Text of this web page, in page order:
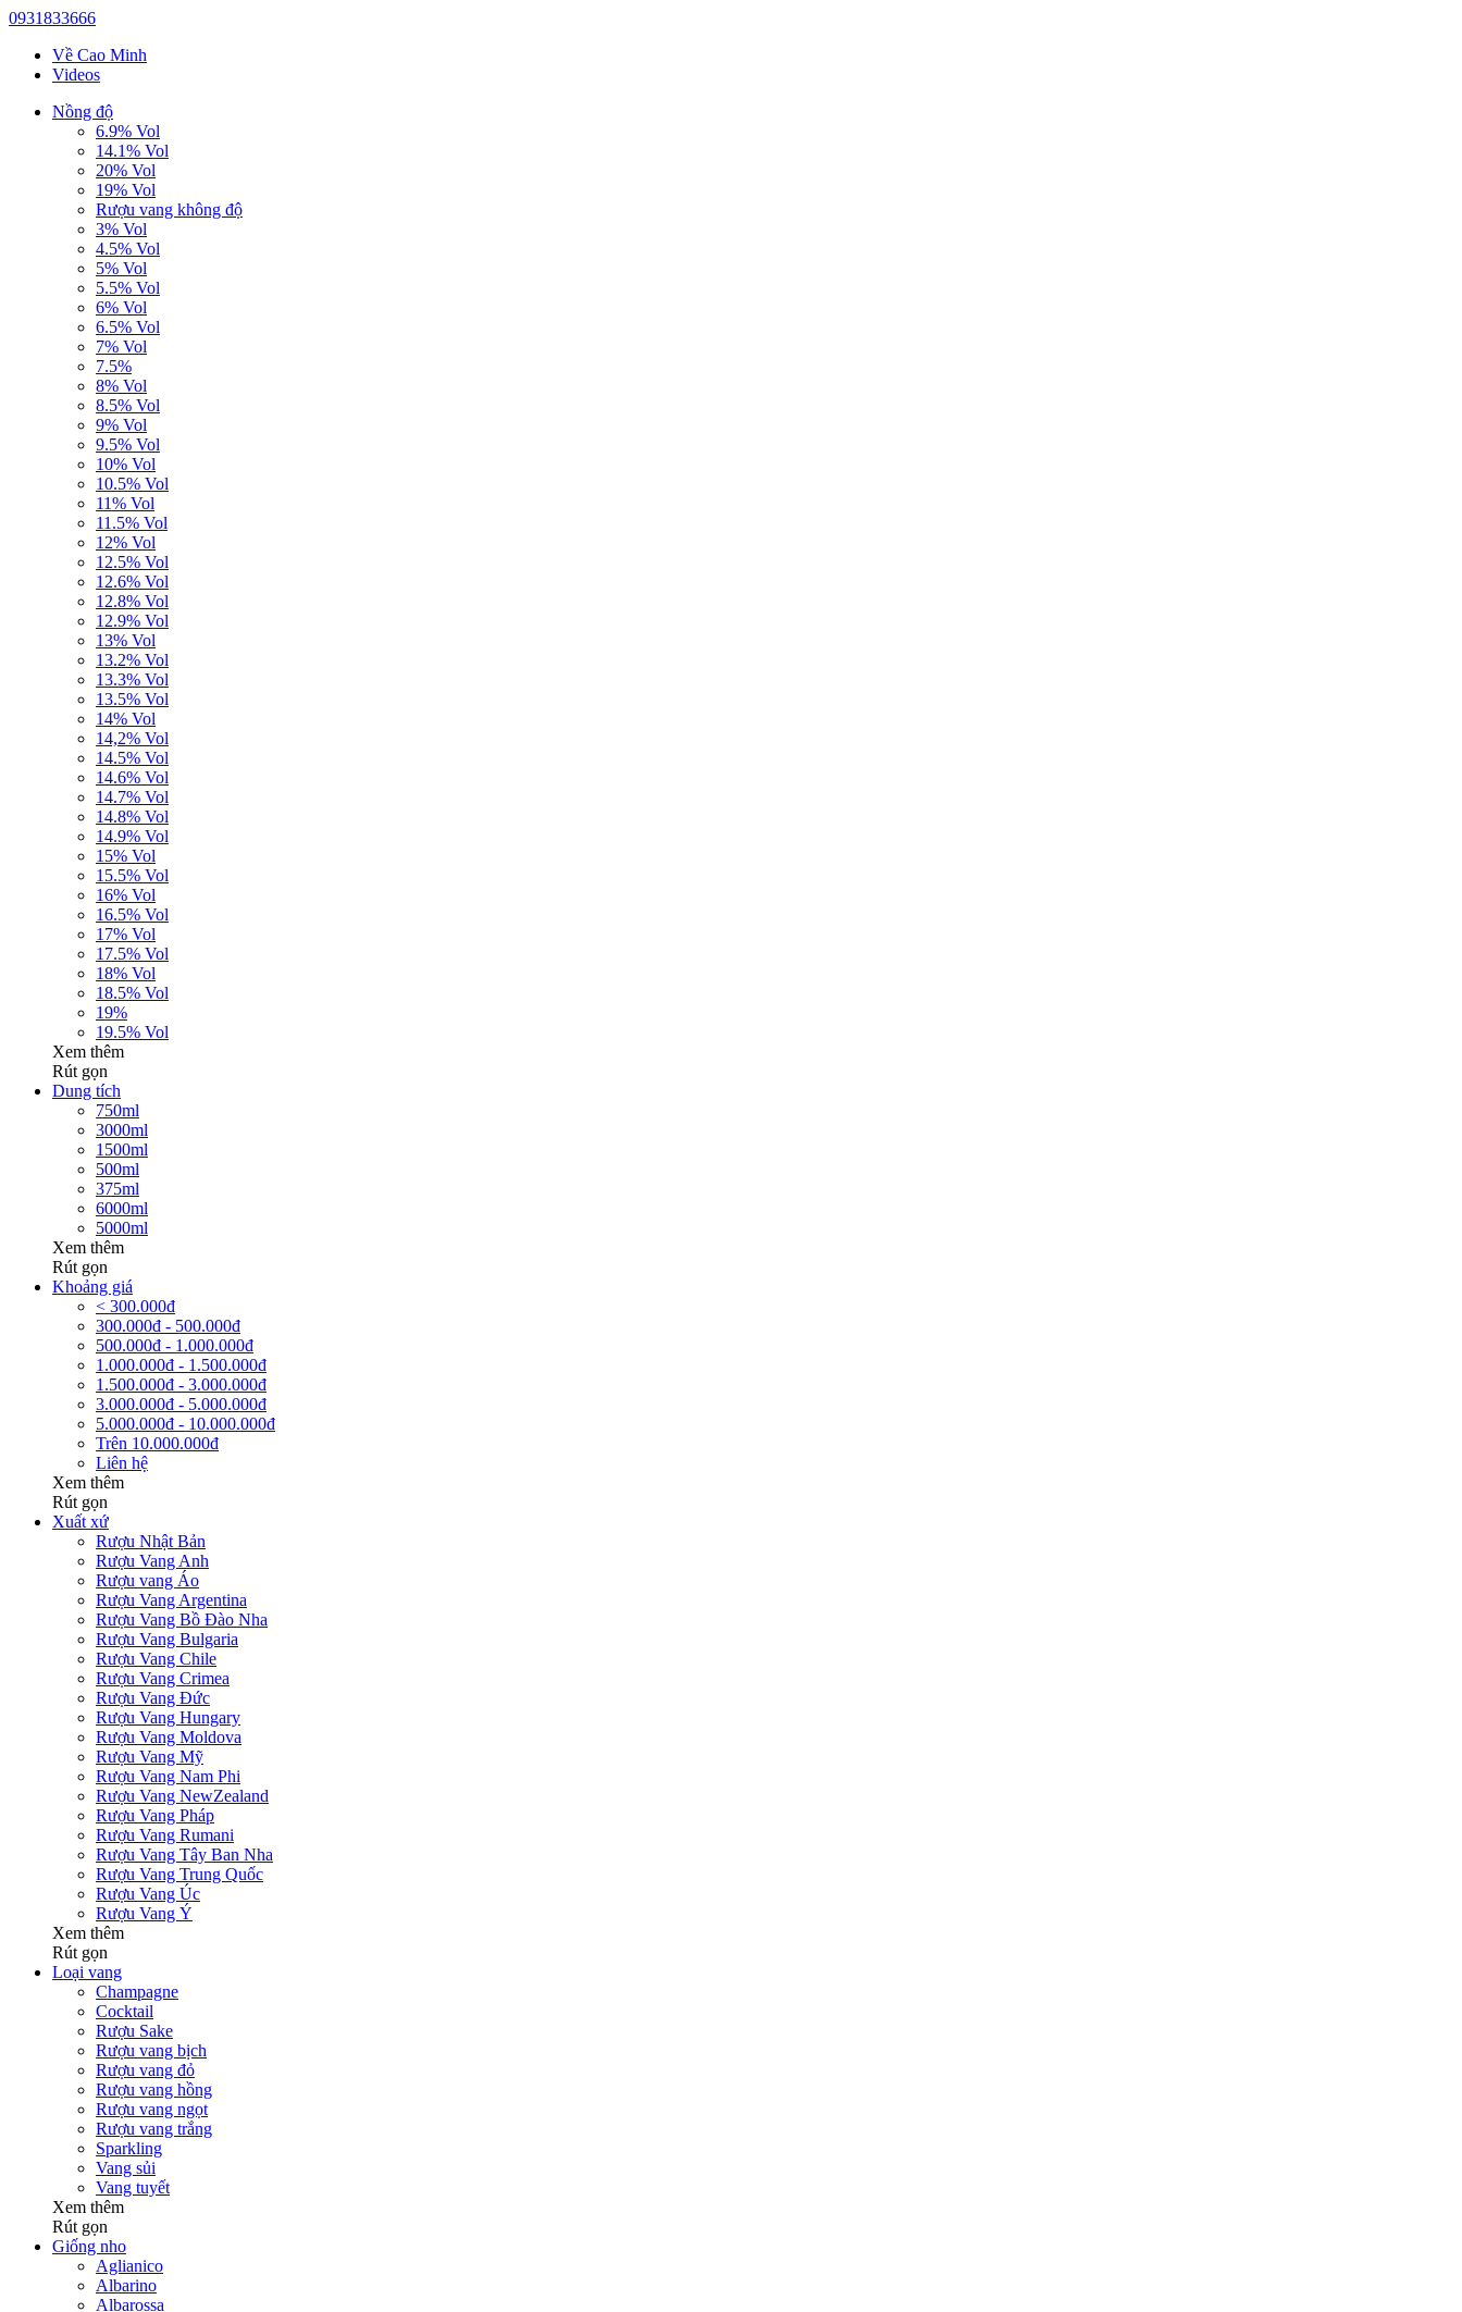
0931833666
Về Cao Minh
Videos
Nồng độ
6.9% Vol
14.1% Vol
20% Vol
19% Vol
Rượu vang không độ
3% Vol
4.5% Vol
5% Vol
5.5% Vol
6% Vol
6.5% Vol
7% Vol
7.5%
8% Vol
8.5% Vol
9% Vol
9.5% Vol
10% Vol
10.5% Vol
11% Vol
11.5% Vol
12% Vol
12.5% Vol
12.6% Vol
12.8% Vol
12.9% Vol
13% Vol
13.2% Vol
13.3% Vol
13.5% Vol
14% Vol
14,2% Vol
14.5% Vol
14.6% Vol
14.7% Vol
14.8% Vol
14.9% Vol
15% Vol
15.5% Vol
16% Vol
16.5% Vol
17% Vol
17.5% Vol
18% Vol
18.5% Vol
19%
19.5% Vol
Xem thêm
Rút gọn
Dung tích
750ml
3000ml
1500ml
500ml
375ml
6000ml
5000ml
Xem thêm
Rút gọn
Khoảng giá
< 300.000đ
300.000đ - 500.000đ
500.000đ - 1.000.000đ
1.000.000đ - 1.500.000đ
1.500.000đ - 3.000.000đ
3.000.000đ - 5.000.000đ
5.000.000đ - 10.000.000đ
Trên 10.000.000đ
Liên hệ
Xem thêm
Rút gọn
Xuất xứ
Rượu Nhật Bản
Rượu Vang Anh
Rượu vang Áo
Rượu Vang Argentina
Rượu Vang Bồ Đào Nha
Rượu Vang Bulgaria
Rượu Vang Chile
Rượu Vang Crimea
Rượu Vang Đức
Rượu Vang Hungary
Rượu Vang Moldova
Rượu Vang Mỹ
Rượu Vang Nam Phi
Rượu Vang NewZealand
Rượu Vang Pháp
Rượu Vang Rumani
Rượu Vang Tây Ban Nha
Rượu Vang Trung Quốc
Rượu Vang Úc
Rượu Vang Ý
Xem thêm
Rút gọn
Loại vang
Champagne
Cocktail
Rượu Sake
Rượu vang bịch
Rượu vang đỏ
Rượu vang hồng
Rượu vang ngọt
Rượu vang trắng
Sparkling
Vang sủi
Vang tuyết
Xem thêm
Rút gọn
Giống nho
Aglianico
Albarino
Albarossa